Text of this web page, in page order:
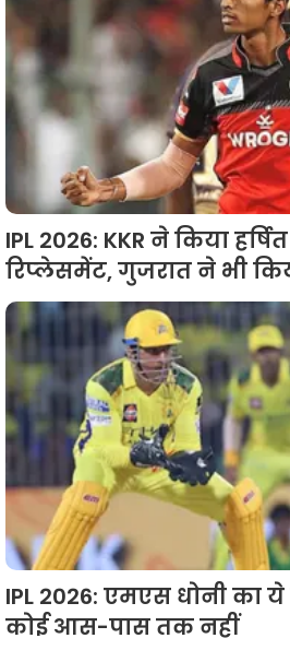
IPL 2026: KKR ने किया
रिप्‍लेसमेंट, गुजरात ने भी
IPL 2026: एमएस धोनी का ये
कोई आस-पास तक नहीं